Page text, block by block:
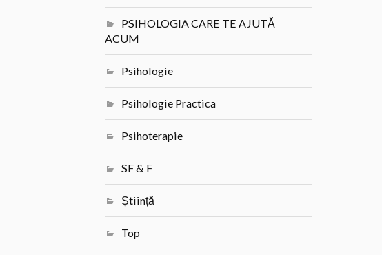
PSIHOLOGIA CARE TE AJUTĂ
ACUM
Psihologie
Psihologie Practica
Psihoterapie
SF & F
Știință
Top